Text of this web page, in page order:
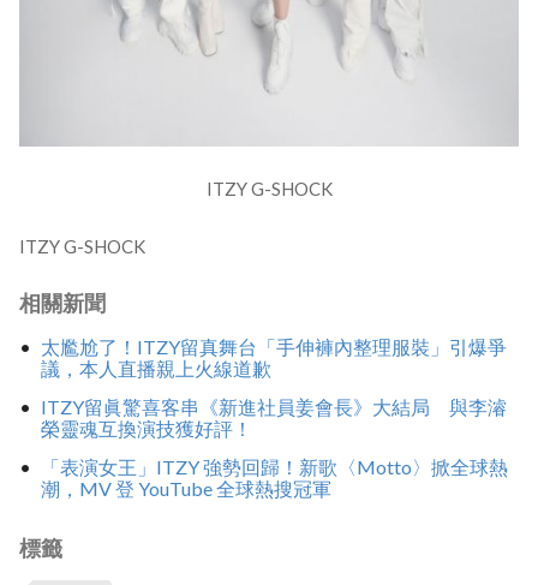
ITZY G-SHOCK
ITZY G-SHOCK
相關新聞
太尷尬了！ITZY留真舞台「手伸褲內整理服裝」引爆爭
議，本人直播親上火線道歉
ITZY留眞驚喜客串《新進社員姜會長》大結局 與李濬
榮靈魂互換演技獲好評！
「表演女王」ITZY 強勢回歸！新歌〈Motto〉掀全球熱
潮，MV 登 YouTube 全球熱搜冠軍
標籤